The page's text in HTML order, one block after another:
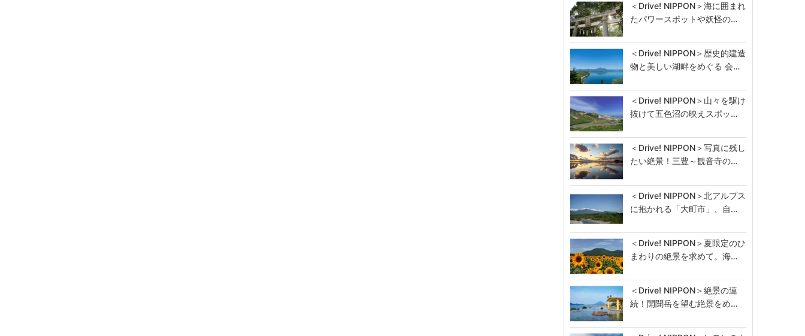
＜Drive! NIPPON＞海に囲まれ
たパワースポットや妖怪の…
＜Drive! NIPPON＞歴史的建造
物と美しい湖畔をめぐる 会…
＜Drive! NIPPON＞山々を駆け
抜けて五色沼の映えスポッ…
＜Drive! NIPPON＞写真に残し
たい絶景！三豊～観音寺の…
＜Drive! NIPPON＞北アルプス
に抱かれる「大町市」、自…
＜Drive! NIPPON＞夏限定のひ
まわりの絶景を求めて。海…
＜Drive! NIPPON＞絶景の連
続！開聞岳を望む絶景をめ…